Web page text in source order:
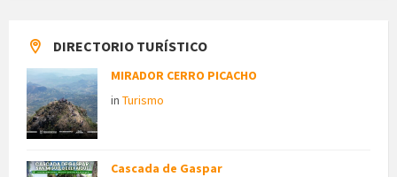
DIRECTORIO TURÍSTICO
MIRADOR CERRO PICACHO
in Turismo
Cascada de Gaspar